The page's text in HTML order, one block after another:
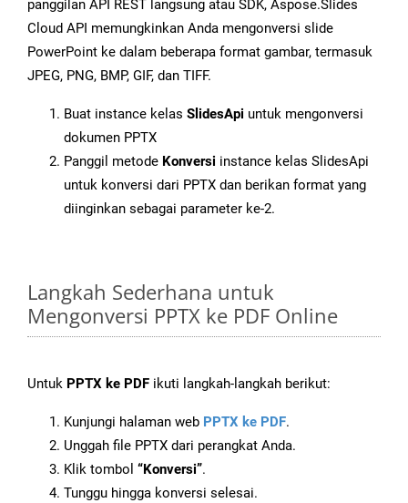
panggilan API REST langsung atau SDK, Aspose.Slides
Cloud API memungkinkan Anda mengonversi slide
PowerPoint ke dalam beberapa format gambar, termasuk
JPEG, PNG, BMP, GIF, dan TIFF.
Buat instance kelas SlidesApi untuk mengonversi
dokumen PPTX
Panggil metode Konversi instance kelas SlidesApi
untuk konversi dari PPTX dan berikan format yang
diinginkan sebagai parameter ke-2.
Langkah Sederhana untuk
Mengonversi PPTX ke PDF Online
Untuk PPTX ke PDF ikuti langkah-langkah berikut:
Kunjungi halaman web PPTX ke PDF.
Unggah file PPTX dari perangkat Anda.
Klik tombol “Konversi”.
Tunggu hingga konversi selesai.